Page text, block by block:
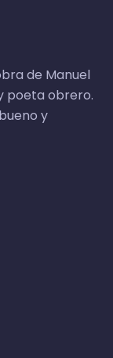
de Manuel
poeta obrero.
y